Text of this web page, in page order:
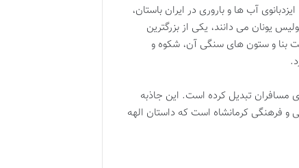
آب ها و باروری در ایران باستان،
یونان می دانند، یکی از بزرگترین
بنا و ستون های سنگی آن، شکوه و
مسافران تبدیل کرده است. این جاذبه
و فرهنگی کرمانشاه است که داستان الهه